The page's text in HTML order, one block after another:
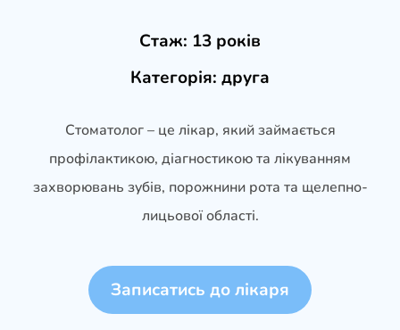
Стаж: 13 років
Категорія: друга
Стоматолог – це лікар, який займається
профілактикою, діагностикою та лікуванням
захворювань зубів, порожнини рота та щелепно-
лицьової області.
Записатись до лікаря